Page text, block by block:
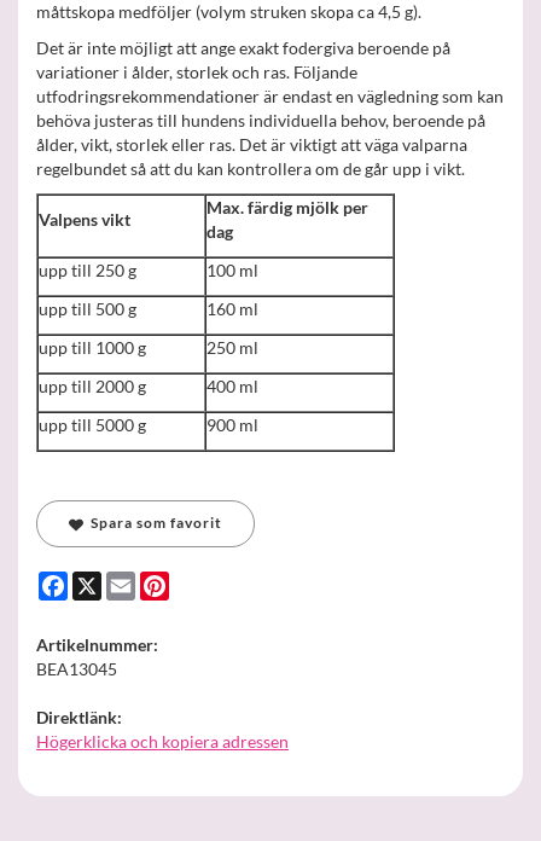
måttskopa medföljer (volym struken skopa ca 4,5 g).
Det är inte möjligt att ange exakt fodergiva beroende på
variationer i ålder, storlek och ras. Följande
utfodringsrekommendationer är endast en vägledning som kan
behöva justeras till hundens individuella behov, beroende på
ålder, vikt, storlek eller ras. Det är viktigt att väga valparna
regelbundet så att du kan kontrollera om de går upp i vikt.
Valpens vikt
Max. färdig mjölk per
dag
upp till 250 g
100 ml
upp till 500 g
160 ml
upp till 1000 g
250 ml
upp till 2000 g
400 ml
upp till 5000 g
900 ml
Spara som favorit
Facebook
X Email
Artikelnummer:
BEA13045
Direktlänk:
Högerklicka och kopiera adressen